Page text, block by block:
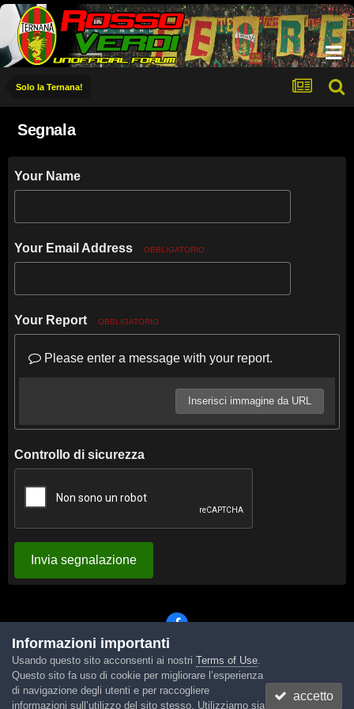
Solo la Ternana!
Segnala
Your Name
Your Email Address OBBLIGATORIO
Your Report OBBLIGATORIO
Please enter a message with your report.
Inserisci immagine da URL
Controllo di sicurezza
Invia segnalazione
Lingua Tema Contattaci Cookies
Powered by Invision Community
Informazioni importanti
Usando questo sito acconsenti ai nostri Terms of Use.
Questo sito fa uso di cookie per migliorare l’esperienza
di navigazione degli utenti e per raccogliere
informazioni sull’utilizzo del sito stesso. Utilizziamo sia
accetto